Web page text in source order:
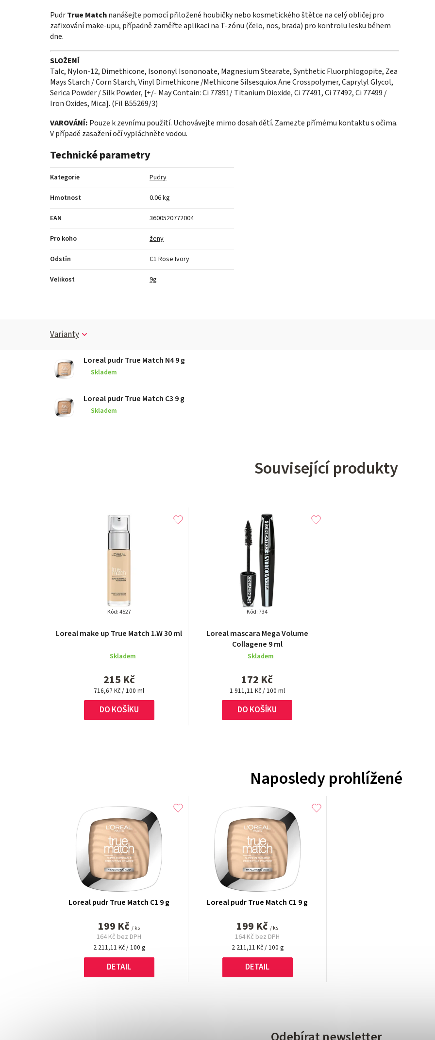
PudrTrue Matchnanášejte pomocí přiložené houbičky nebo kosmetického štětce na celý obličej pro
zafixování make-upu, případně zaměřte aplikaci na T-zónu (čelo, nos, brada) pro kontrolu lesku během
dne.
SLOŽENÍ
Talc, Nylon-12, Dimethicone, Isononyl Isononoate, Magnesium Stearate, Synthetic Fluorphlogopite, Zea
Mays Starch / Corn Starch, Vinyl Dimethicone /Methicone Silsesquiox Ane Crosspolymer, Caprylyl Glycol,
Serica Powder / Silk Powder, [+/- May Contain: Ci 77891/ Titanium Dioxide, Ci 77491, Ci 77492, Ci 77499 /
Iron Oxides, Mica]. (Fil B55269/3)
VAROVÁNÍ: Pouze k zevnímu použití. Uchovávejte mimo dosah dětí. Zamezte přímému kontaktu s očima.
V případě zasažení očí vypláchněte vodou.
Technické parametry
Kategorie Pudry
Hmotnost 0.06 kg
EAN 3600520772004
Pro koho ženy
Odstín C1 Rose Ivory
Velikost 9g
Loreal pudr True Match N4 9 g
Skladem
Loreal pudr True Match C3 9 g
Skladem
Varianty
Související produkty
Loreal make up True Match 1.W 30 ml
Skladem
215 Kč
Měrná
cena:
716,67 Kč / 100 ml
DO KOŠÍKU
Kód:4527
Loreal mascara Mega Volume
Collagene 9 ml
Skladem
172 Kč
Měrná
cena:
1 911,11 Kč / 100 ml
DO KOŠÍKU
Kód:734
Naposledy prohlížené
Loreal pudr True Match C1 9 g
199 Kč / ks
164 Kč bez DPH
Měrná
2 211,11 Kč / 100 g
DETAIL
Loreal pudr True Match C1 9 g
199 Kč / ks
164 Kč bez DPH
Měrná
2 211,11 Kč / 100 g
DETAIL